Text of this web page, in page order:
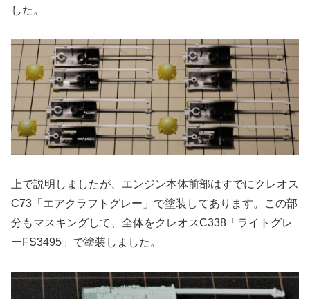
した。
上で説明しましたが、エンジン本体前部はすでにクレオス
C73「エアクラフトグレー」で塗装してあります。この部
分もマスキングして、全体をクレオスC338「ライトグレ
ーFS3495」で塗装しました。